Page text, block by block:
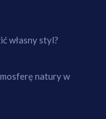
własny styl?
natury w